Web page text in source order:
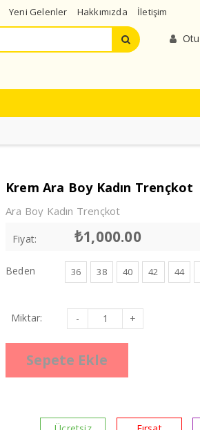
Yeni Gelenler Hakkımızda İletişim
Krem Ara Boy Kadın Trençkot
Ara Boy Kadın Trençkot
Fiyat: ₺1,000.00
Beden 36 38 40 42 44
Miktar: Krem
Boy
Kadın
adet
Sepete Ekle